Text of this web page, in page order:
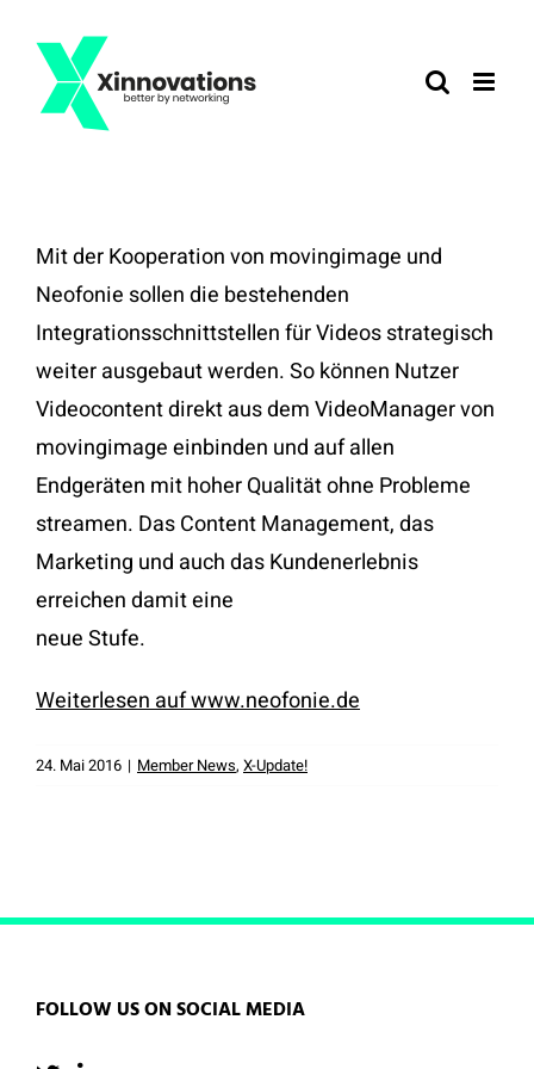
Inhalt
springen
Mit der Kooperation von movingimage und
Neofonie sollen die bestehenden
Integrationsschnittstellen für Videos strategisch
weiter ausgebaut werden. So können Nutzer
Videocontent direkt aus dem VideoManager von
movingimage einbinden und auf allen
Endgeräten mit hoher Qualität ohne Probleme
streamen. Das Content Management, das
Marketing und auch das Kundenerlebnis
erreichen damit eine
neue Stufe.
Weiterlesen auf www.neofonie.de
24. Mai 2016 | Member News, X-Update!
FOLLOW US ON SOCIAL MEDIA